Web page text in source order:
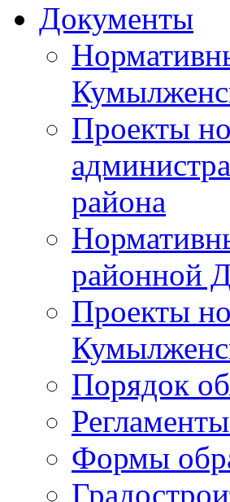
Документы
Проекты
района
районной
Проекты
Порядок
Формы